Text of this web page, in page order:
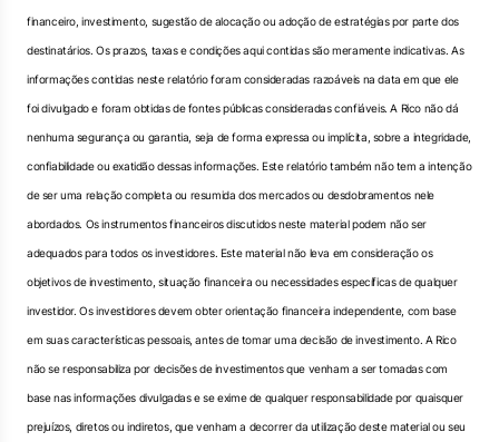
financeiro, investimento, sugestão de alocação ou adoção de estratégias por parte dos
destinatários. Os prazos, taxas e condições aqui contidas são meramente indicativas. As
informações contidas neste relatório foram consideradas razoáveis na data em que ele
foi divulgado e foram obtidas de fontes públicas consideradas confiáveis. A Rico não dá
nenhuma segurança ou garantia, seja de forma expressa ou implícita, sobre a integridade,
confiabilidade ou exatidão dessas informações. Este relatório também não tem a intenção
de ser uma relação completa ou resumida dos mercados ou desdobramentos nele
abordados. Os instrumentos financeiros discutidos neste material podem não ser
adequados para todos os investidores. Este material não leva em consideração os
objetivos de investimento, situação financeira ou necessidades específicas de qualquer
investidor. Os investidores devem obter orientação financeira independente, com base
em suas características pessoais, antes de tomar uma decisão de investimento. A Rico
não se responsabiliza por decisões de investimentos que venham a ser tomadas com
base nas informações divulgadas e se exime de qualquer responsabilidade por quaisquer
prejuízos, diretos ou indiretos, que venham a decorrer da utilização deste material ou seu